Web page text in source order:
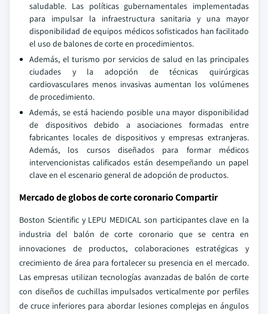
saludable. Las políticas gubernamentales implementadas
para impulsar la infraestructura sanitaria y una mayor
disponibilidad de equipos médicos sofisticados han facilitado
el uso de balones de corte en procedimientos.
Además, el turismo por servicios de salud en las principales
ciudades y la adopción de técnicas quirúrgicas
cardiovasculares menos invasivas aumentan los volúmenes
de procedimiento.
Además, se está haciendo posible una mayor disponibilidad
de dispositivos debido a asociaciones formadas entre
fabricantes locales de dispositivos y empresas extranjeras.
Además, los cursos diseñados para formar médicos
intervencionistas calificados están desempeñando un papel
clave en el escenario general de adopción de productos.
Mercado de globos de corte coronario Compartir
Boston Scientific y LEPU MEDICAL son participantes clave en la
industria del balón de corte coronario que se centra en
innovaciones de productos, colaboraciones estratégicas y
crecimiento de área para fortalecer su presencia en el mercado.
Las empresas utilizan tecnologías avanzadas de balón de corte
con diseños de cuchillas impulsados verticalmente por perfiles
de cruce inferiores para abordar lesiones complejas en ángulos